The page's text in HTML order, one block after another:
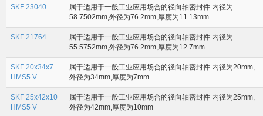
SKF 23040
属于适用于一般工业应用场合的径向轴密封件 内径为
58.7502mm,外径为76.2mm,厚度为11.13mm
SKF 21764
属于适用于一般工业应用场合的径向轴密封件 内径为
55.5752mm,外径为76.2mm,厚度为12.7mm
SKF 20x34x7
HMS5 V
属于适用于一般工业应用场合的径向轴密封件 内径为20mm,
外径为34mm,厚度为7mm
SKF 25x42x10
HMS5 V
属于适用于一般工业应用场合的径向轴密封件 内径为25mm,
外径为42mm,厚度为10mm